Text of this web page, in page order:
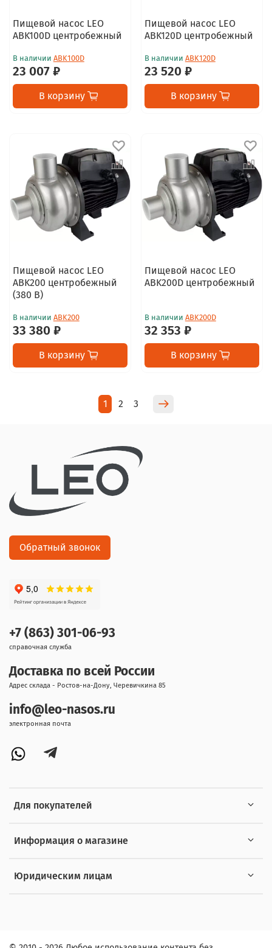
Пищевой насос LEO
ABK100D центробежный
В наличии ABK100D
23 007 ₽
В корзину
Пищевой насос LEO
ABK120D центробежный
В наличии ABK120D
23 520 ₽
В корзину
Пищевой насос LEO
ABK200 центробежный
(380 В)
В наличии ABK200
33 380 ₽
В корзину
Пищевой насос LEO
ABK200D центробежный
В наличии ABK200D
32 353 ₽
В корзину
1 2 3
Для покупателей
Информация о магазине
Юридическим лицам
+7 (863) 301-06-93
справочная служба
Доставка по всей России
Адрес склада - Ростов-на-Дону, Черевичкина 85
info@leo-nasos.ru
электронная почта
Обратный звонок